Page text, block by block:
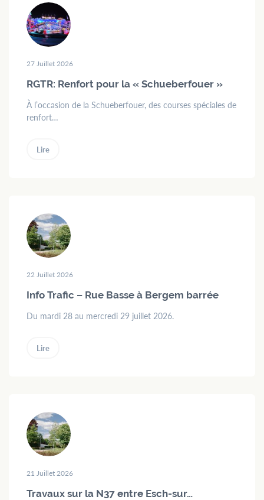
27 Juillet 2026
RGTR: Renfort pour la « Schueberfouer »
À l’occasion de la Schueberfouer, des courses spéciales de
renfort…
Lire
22 Juillet 2026
Info Trafic – Rue Basse à Bergem barrée
Du mardi 28 au mercredi 29 juillet 2026.
Lire
21 Juillet 2026
Travaux sur la N37 entre Esch-sur…